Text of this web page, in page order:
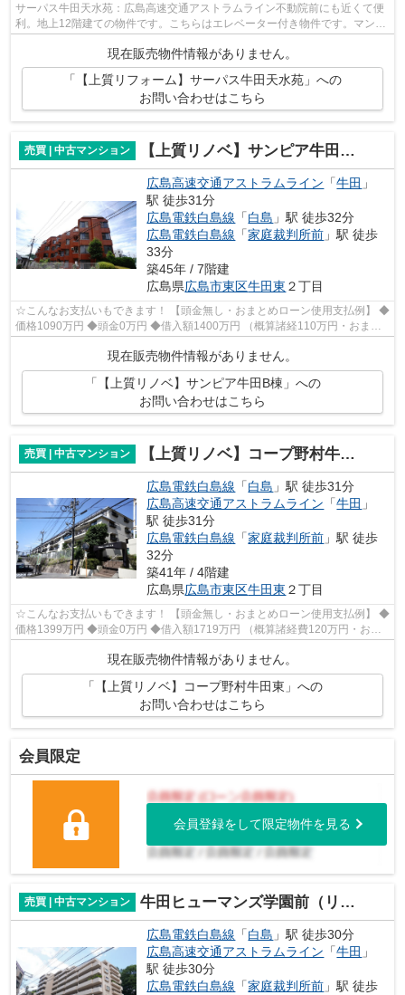
サーパス牛田天水苑：広島高速交通アストラムライン不動院前にも近くて便
利。地上12階建ての物件です。こちらはエレベーター付き物件です。マンシ
ョンにどんな人が住んでいるのかも中...
現在販売物件情報がありません。
「【上質リフォーム】サーパス牛田天水苑」への
お問い合わせはこちら
売買 | 中古マンション 【上質リノベ】サンピア牛田B棟
広島高速交通アストラムライン 「牛田 」
駅 徒歩31分
広島電鉄白島線 「白島 」駅 徒歩32分
広島電鉄白島線 「家庭裁判所前 」駅 徒歩
33分
築45年 / 7階建
広島県広島市東区牛田東 ２丁目
☆こんなお支払いもできます！ 【頭金無し・おまとめローン使用支払例】 ◆
価格1090万円 ◆頭金0万円 ◆借入額1400万円 （概算諸経110万円・おまと
現在販売物件情報がありません。
「【上質リノベ】サンピア牛田B棟」への
お問い合わせはこちら
売買 | 中古マンション 【上質リノベ】コープ野村牛田東
広島電鉄白島線 「白島 」駅 徒歩31分
広島高速交通アストラムライン 「牛田 」
駅 徒歩31分
広島電鉄白島線 「家庭裁判所前 」駅 徒歩
32分
築41年 / 4階建
広島県広島市東区牛田東 ２丁目
☆こんなお支払いもできます！ 【頭金無し・おまとめローン使用支払例】 ◆
価格1399万円 ◆頭金0万円 ◆借入額1719万円 （概算諸経費120万円・おま
とめローン200万円込） ◆年利0.6％ 変...
現在販売物件情報がありません。
「【上質リノベ】コープ野村牛田東」への
お問い合わせはこちら
会員限定
会員登録をして限定物件を見る
売買 | 中古マンション 牛田ヒューマンズ学園前（リノベ済）
広島電鉄白島線 「白島 」駅 徒歩30分
広島高速交通アストラムライン 「牛田 」
駅 徒歩30分
広島電鉄白島線 「家庭裁判所前 」駅 徒歩